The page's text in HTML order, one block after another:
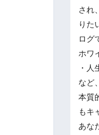
され
りた
ログ
ホワ
・
など
本質
もキ
あな